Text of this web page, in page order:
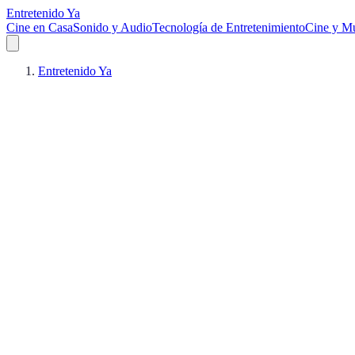
Entretenido Ya
Cine en CasaSonido y AudioTecnología de EntretenimientoCine y
Entretenido Ya